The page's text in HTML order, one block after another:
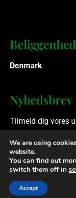
Beliggenhed
Denmark
Nyhedsbrev
Tilmeld dig vores
spammer.
Ophavsret © 2023
We are using
website.
You can find out
switch them off in
Accept